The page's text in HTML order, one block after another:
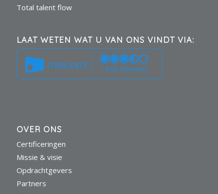
Total talent flow
LAAT WETEN WAT U VAN ONS VINDT VIA:
1446 Reviews
OVER ONS
Certificeringen
Missie & visie
Opdrachtgevers
Partners